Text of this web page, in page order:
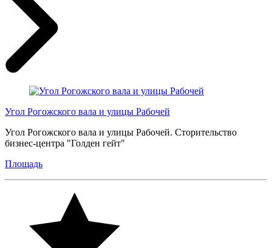
Угол Рогожского вала и улицы Рабочей
Угол Рогожского вала и улицы Рабочей. Сторительство
бизнес-центра "Голден гейт"
Площадь